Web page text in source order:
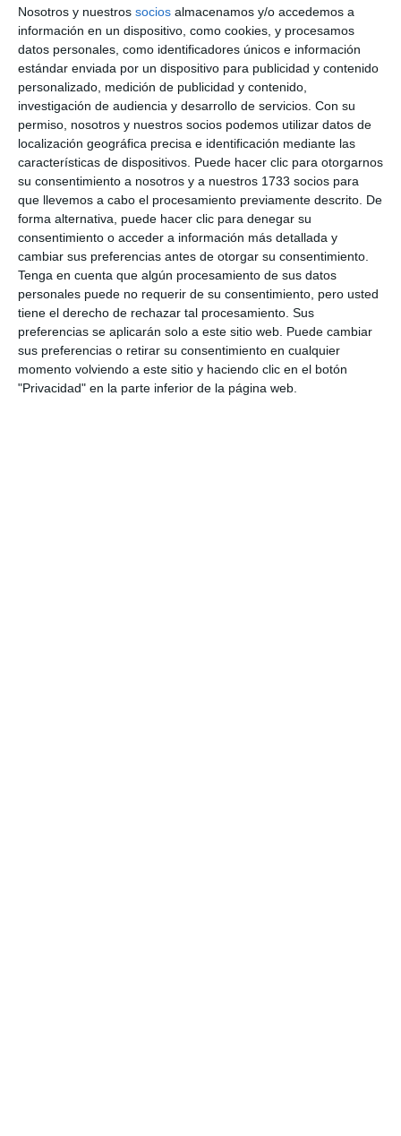
Nosotros y nuestros socios almacenamos y/o accedemos a
información en un dispositivo, como cookies, y procesamos
datos personales, como identificadores únicos e información
estándar enviada por un dispositivo para publicidad y contenido
personalizado, medición de publicidad y contenido,
investigación de audiencia y desarrollo de servicios. Con su
permiso, nosotros y nuestros socios podemos utilizar datos de
localización geográfica precisa e identificación mediante las
características de dispositivos. Puede hacer clic para otorgarnos
su consentimiento a nosotros y a nuestros 1733 socios para
que llevemos a cabo el procesamiento previamente descrito. De
forma alternativa, puede hacer clic para denegar su
consentimiento o acceder a información más detallada y
cambiar sus preferencias antes de otorgar su consentimiento.
Tenga en cuenta que algún procesamiento de sus datos
personales puede no requerir de su consentimiento, pero usted
tiene el derecho de rechazar tal procesamiento. Sus
preferencias se aplicarán solo a este sitio web. Puede cambiar
sus preferencias o retirar su consentimiento en cualquier
momento volviendo a este sitio y haciendo clic en el botón
"Privacidad" en la parte inferior de la página web.